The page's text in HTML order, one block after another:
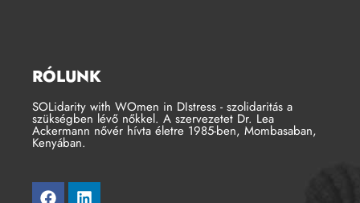
RÓLUNK
SOLidarity with WOmen in DIstress - szolidaritás a
szükségben lévő nőkkel. A szervezetet Dr. Lea
Ackermann nővér hívta életre 1985-ben, Mombasaban,
Kenyában.